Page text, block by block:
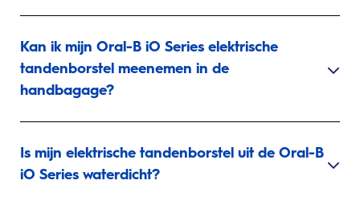
Kan ik mijn Oral-B iO Series elektrische
tandenborstel meenemen in de
handbagage?
Is mijn elektrische tandenborstel uit de Oral-B
iO Series waterdicht?